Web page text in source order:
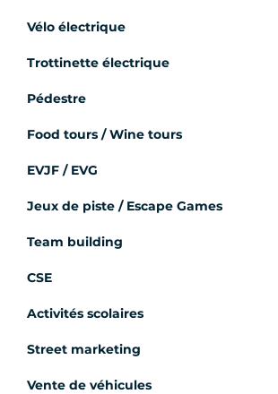
Vélo électrique
Trottinette électrique
Pédestre
Food tours / Wine tours
EVJF / EVG
Jeux de piste / Escape Games
Team building
CSE
Activités scolaires
Street marketing
Vente de véhicules